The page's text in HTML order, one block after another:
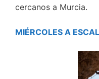
cercanos a Murcia.
MIÉRCOLES A